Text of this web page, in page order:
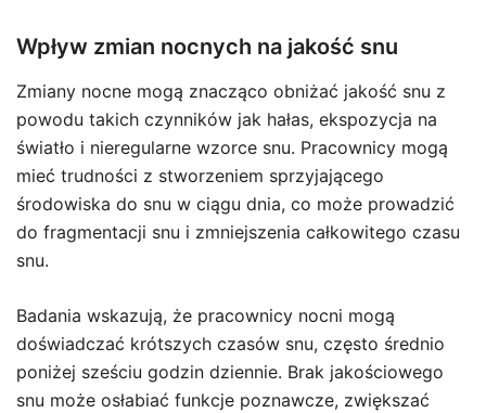
Wpływ zmian nocnych na jakość snu
Zmiany nocne mogą znacząco obniżać jakość snu z
powodu takich czynników jak hałas, ekspozycja na
światło i nieregularne wzorce snu. Pracownicy mogą
mieć trudności z stworzeniem sprzyjającego
środowiska do snu w ciągu dnia, co może prowadzić
do fragmentacji snu i zmniejszenia całkowitego czasu
snu.
Badania wskazują, że pracownicy nocni mogą
doświadczać krótszych czasów snu, często średnio
poniżej sześciu godzin dziennie. Brak jakościowego
snu może osłabiać funkcje poznawcze, zwiększać